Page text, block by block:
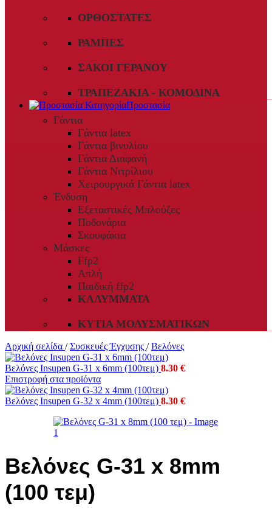
ΟΡΘΟΣΤΆΤΕΣ
ΡΆΜΠΕΣ
ΣΆΚΟΙ ΓΕΡΑΝΟΎ
ΤΡΑΠΕΖΆΚΙΑ - ΚΟΜΟΔΊΝΑ
Προστασία
Γάντια
Γάντια latex
Γάντια βινυλίου
Γάντια Διαφανή
Γάντια Νιτρίλιου
Χειρουργικά Γάντια latex
Ένδυση
Εξεταστικές Μπλούζες
Ποδονάρια
Σκουφάκια
Μάσκες
Ffp2
Απλή
Παιδική ffp2
ΚΑΛΎΜΜΑΤΑ
ΚΥΤΊΑ ΜΟΛΥΣΜΑΤΙΚΏΝ
Αρχική σελίδα / Συσκευές Έγχυσης / Βελόνες
Βελόνες Insupen G-31 x 6mm (100τεμ) 8.30 €
Επιστροφή στα προϊόντα
Βελόνες Insupen G-32 x 4mm (100τεμ) 8.30 €
Βελόνες G-31 x 8mm
(100 τεμ)